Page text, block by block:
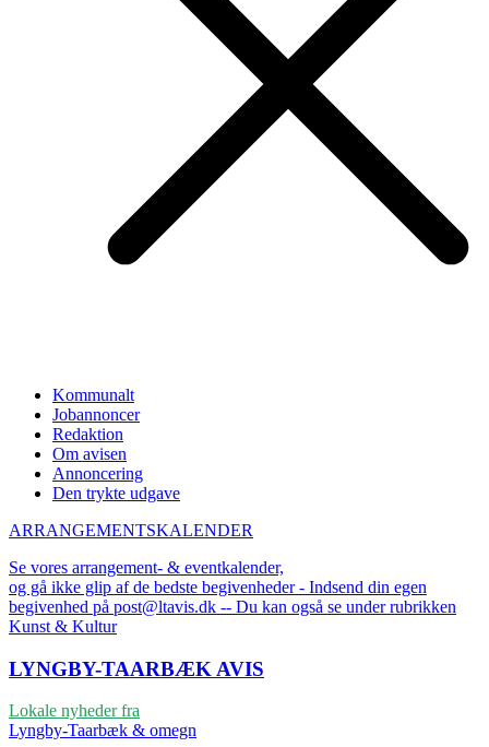
Kommunalt
Jobannoncer
Redaktion
Om avisen
Annoncering
Den trykte udgave
ARRANGEMENTSKALENDER
Se vores arrangement- & eventkalender,
og gå ikke glip af de bedste begivenheder - Indsend din egen
begivenhed på post@ltavis.dk -- Du kan også se under rubrikken
Kunst & Kultur
LYNGBY-TAARBÆK AVIS
Lokale nyheder fra
Lyngby-Taarbæk & omegn